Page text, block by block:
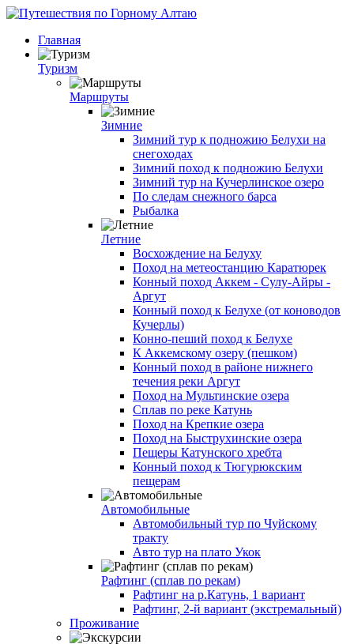
Главная
Туризм
Маршруты
Зимние
Зимний тур к подножию Белухи на
снегоходах
Зимний поход к подножию Белухи
Зимний тур на Кучерлинское озеро
По следам снежного барса
Рыбалка
Летние
Восхождение на Белуху
Поход на метеостанцию Каратюрек
Конный поход Аккем - Сулу-Айры -
Аргут
Конный поход к Белухе (от коноводов
Кучерлы)
Конно-пеший поход к Белухе
К Аккемскому озеру (пешком)
Конный поход в районе нижнего
течения реки Аргут
Поход на Мультинские озера
Сплав по реке Катунь
Поход на Крепкие озера
Поход на Быструхинские озера
Пещеры Катунского хребта
Конный поход к Тюгурюкским
пещерам
Автомобильные
Автомобильный тур по Чуйскому
тракту
Авто тур на плато Укок
Рафтинг (сплав по рекам)
Рафтинг на р.Катунь, 1 вариант
Рафтинг, 2-й вариант (экстремальный)
Проживание